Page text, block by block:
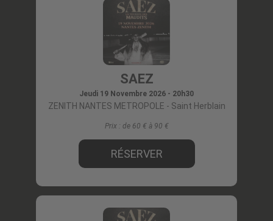
SAEZ
Jeudi 19 Novembre 2026 - 20h30
ZENITH NANTES METROPOLE - Saint Herblain
Prix : de 60 € à 90
RÉSERVER